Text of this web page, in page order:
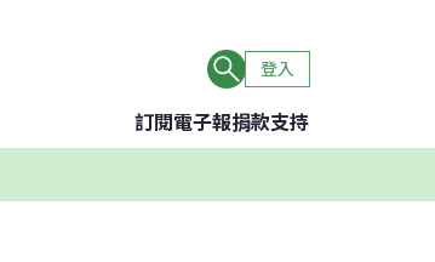
登入
訂閱電子報捐款支持